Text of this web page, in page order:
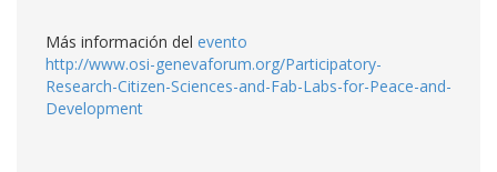
Más información del evento
http://www.osi-genevaforum.org/Participatory-
Research-Citizen-Sciences-and-Fab-Labs-for-Peace-and-
Development